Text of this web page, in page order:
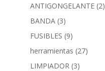
ANTIGONGELANTE (2)
BANDA (3)
FUSIBLES (9)
herramientas (27)
LIMPIADOR (3)